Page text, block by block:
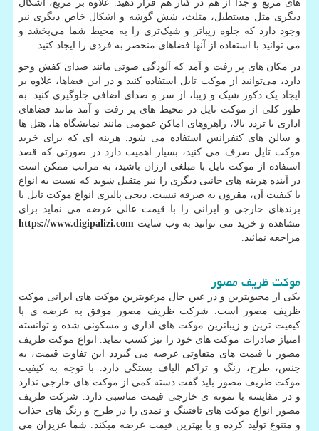
های مربع و جدا از هم در کنار هم قرار دهید. علاوه بر مربع، اشکال
دیگری مثل مستطیل، مثلث، شش گوشه و اشکال خاص دیگری نیز
وجود دارد که جلوه زیباتر و شیک‌تری را به محیط شما می‌بخشد و
می توانید با استفاده از آنها فضاهای منحصر به فردی را ایجاد کنید.
در مکان های پر رفت و آمد که آلودگی صوتی مانند صدای کفش وجو
دارد، می‌توانید از موکت تایل استفاده کنید و در این فضاها، علاوه بر
ایجاد یک دکور شیک و زیبا، از سر و صدای اضافی جلوگیری کنید. به
طور کلی از موکت تایل در محیط های پر رفت و آمد مانند فضاهای
اداری با تردد بالا، راهروهای اماکن عمومی مانند نمایشگاه ها، هتل ها
و سالن های کنفرانس استفاده می شود. هزینه ای که برای خرید
موکت تایل صرف می‌ کنید، بسیار اهمیت دارد در صورتی که قصد
استفاده از موکت تایل با مبلغی ارزان باشید، به مراتب ممکن است
در آینده هزینه های جانبی دیگری را نیز متقبل شوید که نسبت به انواع
با کیفیت آن، مقرون به صرفه نیست. دیجی پالیزی انواع موکت تایل با
برندهای خارجی و ایرانی را با قیمت عالی عرضه می نماید برای
مشاهده و خرید می توانید به وب سایت https://www.digipalizi.com
مراجعه نمائید.
موکت ظریف مصور
یکی از محبوبترین و در عین حال مرغوبترین موکت های ایرانی موکت
ظریف مصور است. شرکت ظریف مصور موفق به عرضه ی با
کیفیت ترین و زیباترین موکت های اداری و مسکونی شده و توانسته
امتیاز صادرات موکت های خود را نیز کسب نماید. انواع موکت ظریف
مصور با قیمت های متفاوتی عرضه می گیردد این تفاوت قیمت، به
جنس، طرح، رنگ و تراکم الیاف بستگی دارد. با توجه به کیفیت
موکت ظریف مصور باید گفت دسته کمی از موکت های خارجی ندارد
و در مقایسه با نمونه ی خارجی قیمت مناسبی دارد. شرکت ظریف
مصور انواع موکت های تافتینگ و نمدی را در طرح و رنگ های جذاب
و متنوع تولید کرده و با بهترین قیمت عرضه می­کند. شما عزیزان می